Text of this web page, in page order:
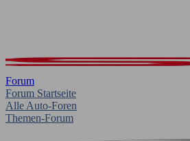
Forum
Forum Startseite
Alle Auto-Foren
Themen-Forum